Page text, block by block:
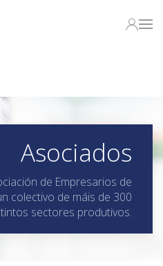
Asociados
de Empresarios de
colectivo de máis de 300
sectores produtivos.